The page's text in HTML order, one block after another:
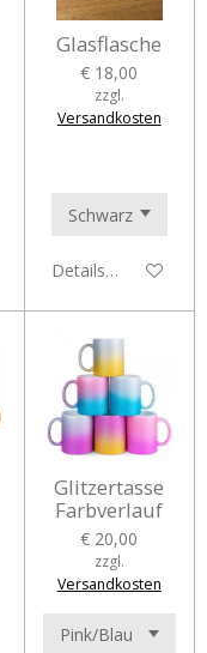
Glasflasche
€ 18,00
zzgl.
Versandkosten
Details anzeigen
Glitzertasse
Farbverlauf
€ 20,00
zzgl.
Versandkosten